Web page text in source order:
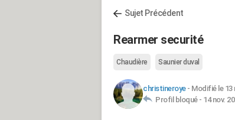
Sujet Précédent
Rearmer securité
Chaudière Saunier duval
christineroye- Modifié le 13
Profil bloqué - 14 nov.